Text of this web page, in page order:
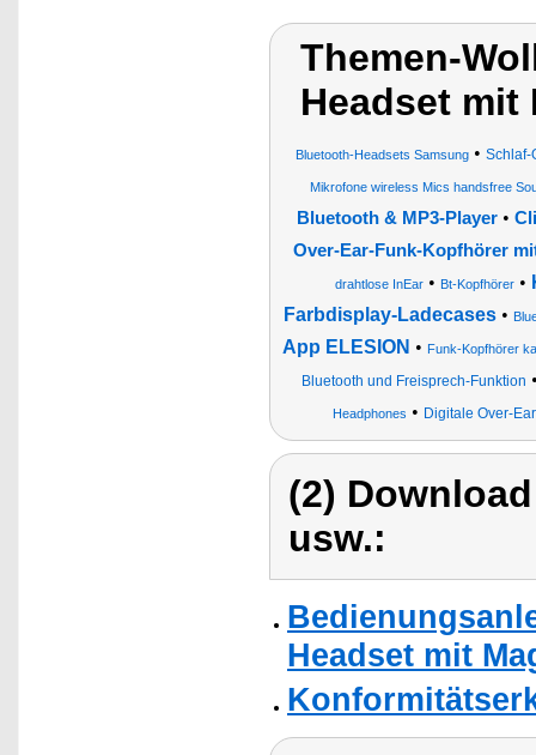
Themen-
Headset
Bluetooth-Headsets Samsung • Schlaf-
Mikrofone wireless Mics handsfree
Bluetooth & MP3-Player•
Over-Ear-Funk-Kopfhörer
drahtlose InEar• Bt-Kopfhörer•
Farbdisplay-Ladecases•
App ELESION • Funk-Kopfhörer
Bluetooth und Freisprech-Funktion
Headphones • Digitale Over-
(2)
usw.:
Headset mit